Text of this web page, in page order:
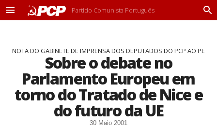
M
u
Partido Comunista Português
P
NOTA DO GABINETE DE IMPRENSA DOS DEPUTADOS DO PCP AO PE
Sobre o debate no
Parlamento Europeu em
torno do Tratado de Nice e
do futuro da UE
30 Maio 2001